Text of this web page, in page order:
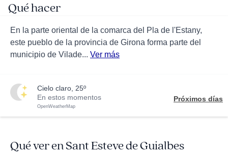
Qué hacer
En la parte oriental de la comarca del Pla de l'Estany,
este pueblo de la provincia de Girona forma parte del
municipio de Vilade... Ver más
cielo claro, 25º
En estos momentos
OpenWeatherMap
Próximos días
Qué ver en Sant Esteve de Guialbes